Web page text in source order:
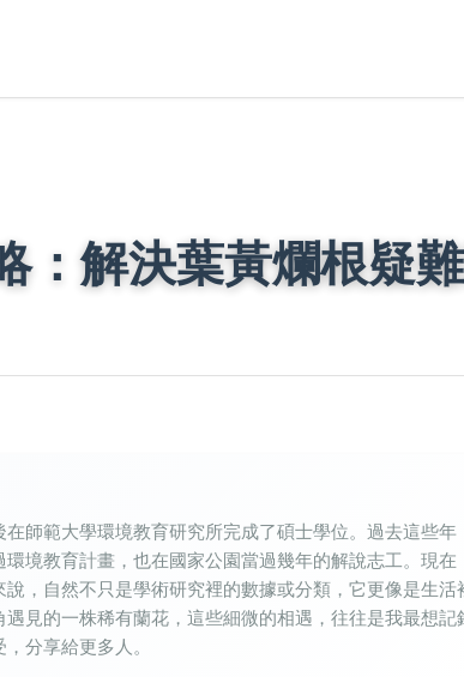
：解決葉黃爛根疑
師範大學環境教育研究所完成了碩士學位。過去這些年
境教育計畫，也在國家公園當過幾年的解說志工。現在
，自然不只是學術研究裡的數據或分類，它更像是生活
見的一株稀有蘭花，這些細微的相遇，往往是我最想記
分享給更多人。